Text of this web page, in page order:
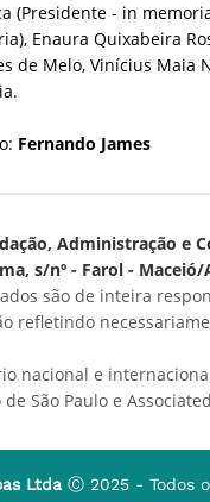
(Presidente - in
Enaura Quixabeira
de Melo, Vinícius Maia
Fernando James
Administração e
s/nº - Farol - Maceió/
são de inteira
refletindo
nacional e
São Paulo e
Ltda Ⓒ 2025 - Todos